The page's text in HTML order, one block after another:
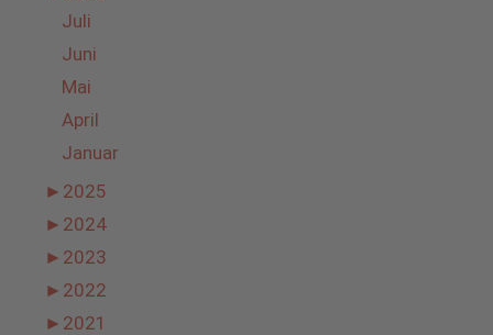
Juli
Juni
Mai
April
Januar
► 2025
► 2024
► 2023
► 2022
► 2021